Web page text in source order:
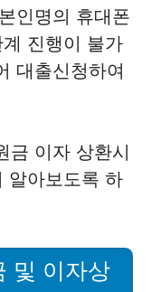
인명의 휴대폰
진행이 불가
대출신청하여
금 이자 상환시
알아보도록 하
및 이자상